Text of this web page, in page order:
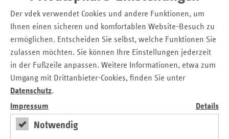
Der vdek verwendet Cookies und andere Funktionen, um
Ihnen einen sicheren und komfortablen Website-Besuch zu
ermöglichen. Entscheiden Sie selbst, welche Funktionen Sie
zulassen möchten. Sie können Ihre Einstellungen jederzeit
in der Fußzeile anpassen. Weitere Informationen, etwa zum
Umgang mit Drittanbieter-Cookies, finden Sie unter
Datenschutz.
Impressum
Details
Notwendig
bestimmten Krankheitsbild in Schleswig-Holstein gibt. Sie
organisieren Schulungen, Seminare und Konferenzen für
ihre Mitglieder und erstellen Informationsmaterialien. Als
Interessenvertreter der Selbsthilfe nehmen Sie außerdem
Stellung zu wichtigen gesundheits- und sozialpolitischen
Themen.
Kontaktstellen in den Kreisen und
kreisfreien Städten